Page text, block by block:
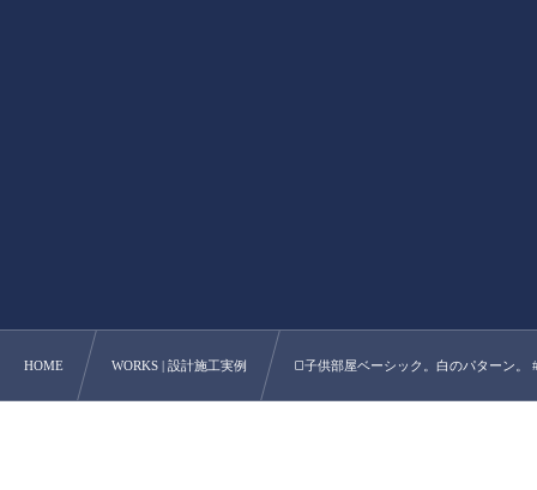
HOME WORKS | 設計施工実例 ◻️子供部屋ベーシック。白のパターン